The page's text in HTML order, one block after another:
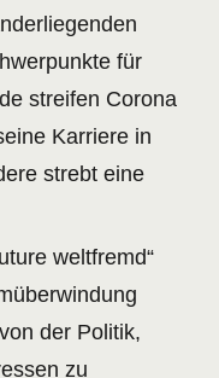
für
streifen Corona
Karriere in
strebt eine
weltfremd“
der Politik,
zu